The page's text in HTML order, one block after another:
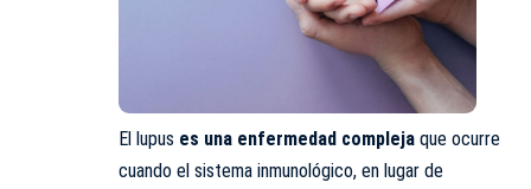
El lupus es una enfermedad compleja que ocurre
cuando el sistema inmunológico, en lugar de